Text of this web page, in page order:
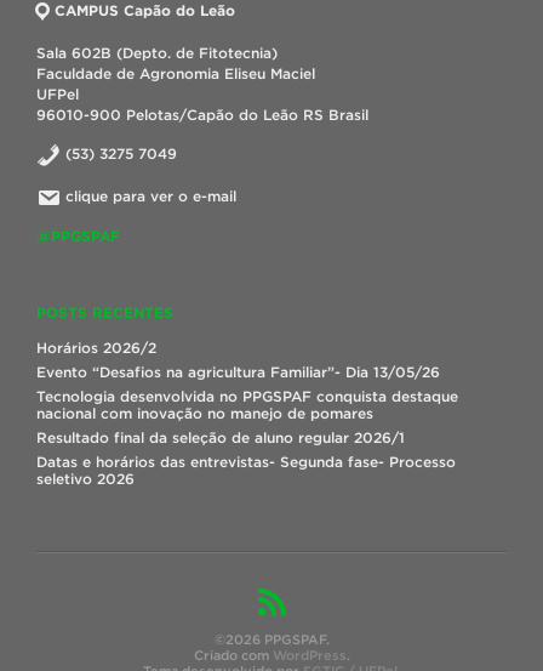
CAMPUS Capão do Leão
Sala 602B (Depto. de Fitotecnia)
Faculdade de Agronomia Eliseu Maciel
UFPel
96010-900 Pelotas/Capão do Leão RS Brasil
(53) 3275 7049
clique para ver o e-mail
@PPGSPAF
POSTS RECENTES
Horários 2026/2
Evento “Desafios na agricultura Familiar”- Dia 13/05/26
Tecnologia desenvolvida no PPGSPAF conquista destaque
nacional com inovação no manejo de pomares
Resultado final da seleção de aluno regular 2026/1
Datas e horários das entrevistas- Segunda fase- Processo
seletivo 2026
©2026 PPGSPAF.
Criado com WordPress.